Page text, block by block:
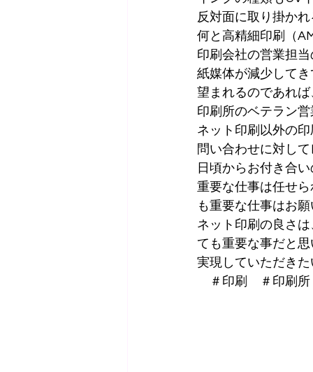
反対面に取り掛か
何と高精細印刷（
印刷会社の営業担
紙媒体が減少して
望まれるのであれ
印刷所のベテラン
ネット印刷以外の
問い合わせに対し
日頃からお付き合
重要な仕事は任せ
も重要な仕事はお
ネット印刷の良さ
ても重要な事だと
実現していただき
＃印刷　＃印刷所